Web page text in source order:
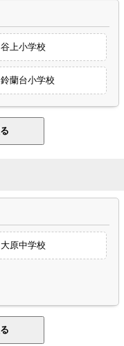
谷上小学校
鈴蘭台小学校
大原中学校